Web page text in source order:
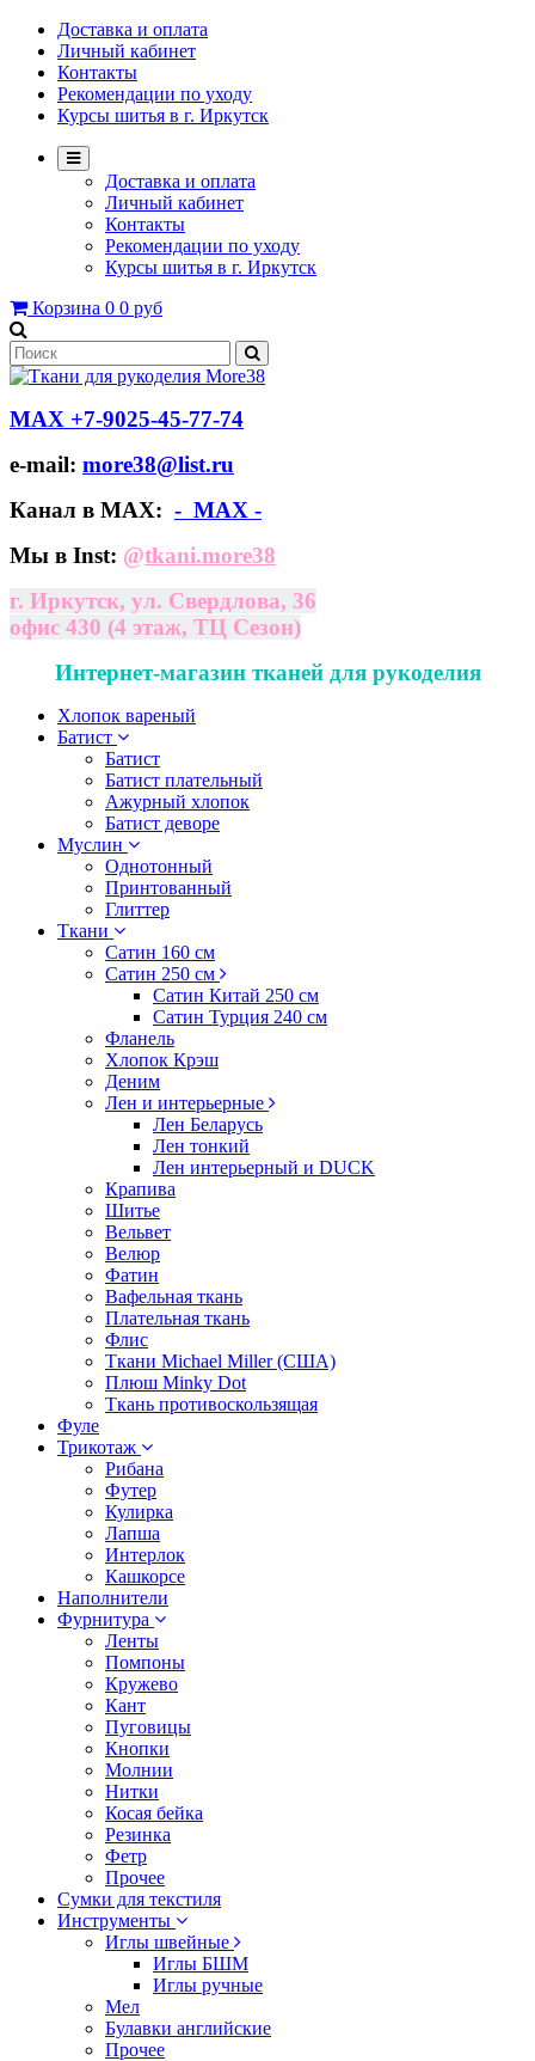
Доставка и оплата
Личный кабинет
Контакты
Рекомендации по уходу
Курсы шитья в г. Иркутск
Доставка и оплата
Личный кабинет
Контакты
Рекомендации по уходу
Курсы шитья в г. Иркутск
Корзина 0 0 руб
МАХ +7-9025-45-77-74
e-mail: more38@list.ru
Канал в МАХ: - МАХ -
Мы в Inst: @tkani.more38
г. Иркутск, ул. Свердлова, 36
офис 430 (4 этаж, ТЦ Сезон)
Интернет-магазин тканей для рукоделия
Хлопок вареный
Батист
Батист
Батист плательный
Ажурный хлопок
Батист деворе
Муслин
Однотонный
Принтованный
Глиттер
Ткани
Сатин 160 см
Сатин 250 см
Сатин Китай 250 см
Сатин Турция 240 см
Фланель
Хлопок Крэш
Деним
Лен и интерьерные
Лен Беларусь
Лен тонкий
Лен интерьерный и DUCK
Крапива
Шитье
Вельвет
Велюр
Фатин
Вафельная ткань
Плательная ткань
Флис
Ткани Michael Miller (США)
Плюш Minky Dot
Ткань противоскользящая
Фуле
Трикотаж
Рибана
Футер
Кулирка
Лапша
Интерлок
Кашкорсе
Наполнители
Фурнитура
Ленты
Помпоны
Кружево
Кант
Пуговицы
Кнопки
Молнии
Нитки
Косая бейка
Резинка
Фетр
Прочее
Сумки для текстиля
Инструменты
Иглы швейные
Иглы БШМ
Иглы ручные
Мел
Булавки английские
Прочее